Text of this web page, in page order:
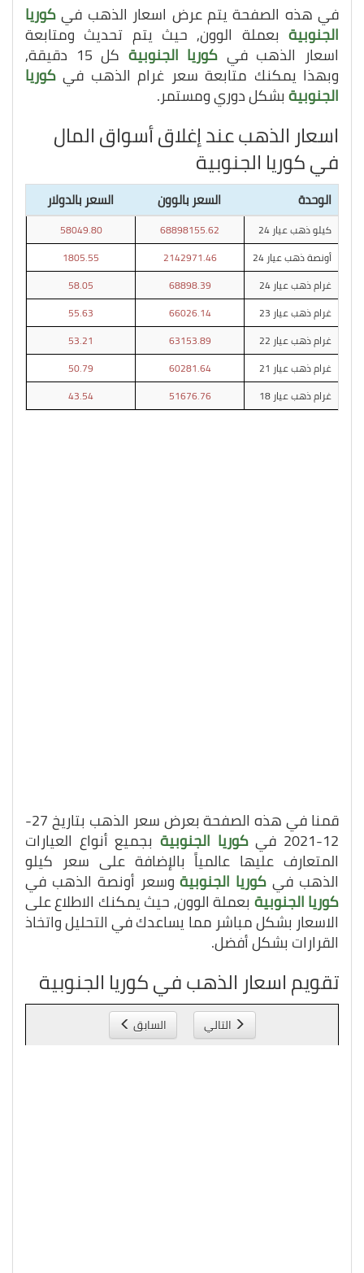
في هذه الصفحة يتم عرض اسعار الذهب فيكوريا
الجنوبية بعملة الوون, حيث يتم تحديث ومتابعة
اسعار الذهب في كوريا الجنوبية كل 15 دقيقة,
وبهذا يمكنك متابعة سعر غرام الذهب في كوريا
الجنوبيةبشكل دوري ومستمر.
اسعار الذهب عند إغلاق أسواق المال
في كوريا الجنوبية
الوحدة السعر بالوون السعر بالدولار
كيلو ذهب عيار 24 68898155.62
58049.80
أونصة ذهب عيار 24
2142971.46
1805.55
غرام ذهب عيار 24
68898.39
58.05
غرام ذهب عيار 23
66026.14
55.63
غرام ذهب عيار 22
63153.89
53.21
غرام ذهب عيار 21
60281.64
50.79
غرام ذهب عيار 18
51676.76
43.54
قمنا في هذه الصفحة بعرض سعر الذهب بتاريخ 27-
12-2021 في كوريا الجنوبية بجميع أنواع العيارات
المتعارف عليها عالمياً بالإضافة على سعر كيلو
الذهب في كوريا الجنوبيةوسعر أونصة الذهب في
كوريا الجنوبية بعملة الوون, حيث يمكنك الاطلاع على
الاسعار بشكل مباشر مما يساعدك في التحليل واتخاذ
القرارات بشكل أفضل.
تقويم اسعار الذهب في كوريا الجنوبية
التالي السابق